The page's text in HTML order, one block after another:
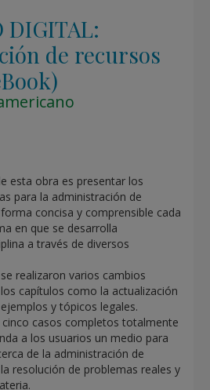
DIGITAL:
de recursos
esta obra es presentar los
para la administración de
concisa y comprensible cada
en que se desarrolla
a través de diversos
realizaron varios cambios
capítulos como la actualización
y tópicos legales.
casos completos totalmente
a los usuarios un medio para
de la administración de
resolución de problemas reales y